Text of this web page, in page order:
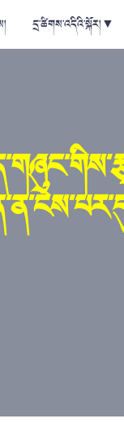
དྲ་ཚིགས་འདིའི་སྐོར།▼